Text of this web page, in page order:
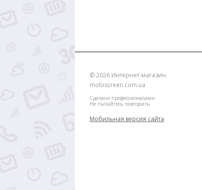
© 2026 Интернет-магазин
mobiscreen.com.ua
Сделано профессионалами.
Не пытайтесь повторить
Мобильная версия сайта